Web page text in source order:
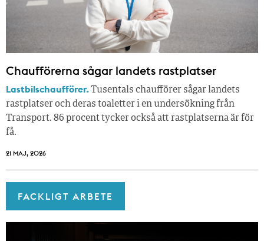
Chaufförerna sågar landets rastplatser
Lastbilschaufförer.Tusentals chaufförer sågar landets
rastplatser och deras toaletter i en undersökning från
Transport. 86 procent tycker också att rastplatserna är för
få.
21 MAJ, 2026
FACKLIGT ARBETE